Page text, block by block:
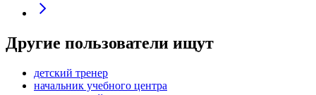
Другие пользователи ищут
детский тренер
начальник учебного центра